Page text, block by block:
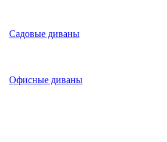
Садовые диваны
Офисные диваны